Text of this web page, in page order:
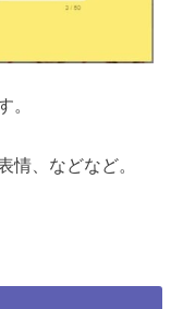
。
情、などなど。